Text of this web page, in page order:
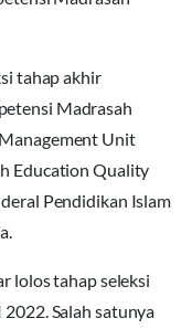
tahap akhir
Madrasah
Unit
Education Quality
Pendidikan Islam
lolos tahap seleksi
Salah satunya